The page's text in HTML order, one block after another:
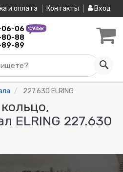
и оплата Контакты Вход
06
80-88
89
ищете?
227.630 ELRING
ELRING 227.630